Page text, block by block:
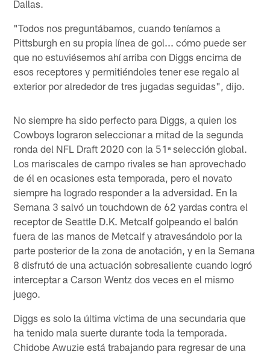
Dallas.
"Todos nos preguntábamos, cuando teníamos a
Pittsburgh en su propia línea de gol... cómo puede ser
que no estuviésemos ahí arriba con Diggs encima de
esos receptores y permitiéndoles tener ese regalo al
exterior por alrededor de tres jugadas seguidas", dijo.
No siempre ha sido perfecto para Diggs, a quien los
Cowboys lograron seleccionar a mitad de la segunda
ronda del NFL Draft 2020 con la 51ª selección global.
Los mariscales de campo rivales se han aprovechado
de él en ocasiones esta temporada, pero el novato
siempre ha logrado responder a la adversidad. En la
Semana 3 salvó un touchdown de 62 yardas contra el
receptor de Seattle D.K. Metcalf golpeando el balón
fuera de las manos de Metcalf y atravesándolo por la
parte posterior de la zona de anotación, y en la Semana
8 disfrutó de una actuación sobresaliente cuando logró
interceptar a Carson Wentz dos veces en el mismo
juego.
Diggs es solo la última víctima de una secundaria que
ha tenido mala suerte durante toda la temporada.
Chidobe Awuzie está trabajando para regresar de una